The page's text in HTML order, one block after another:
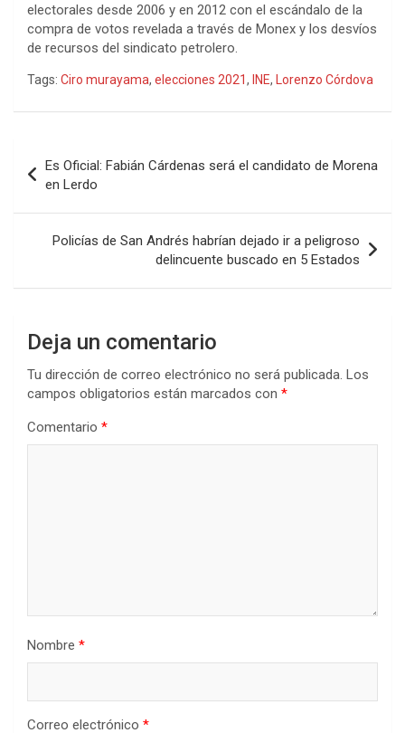
electorales desde 2006 y en 2012 con el escándalo de la
compra de votos revelada a través de Monex y los desvíos
de recursos del sindicato petrolero.
Tags: Ciro murayama, elecciones 2021, INE, Lorenzo Córdova
de
entradas
Es Oficial: Fabián Cárdenas será el candidato de Morena
en Lerdo
Policías de San Andrés habrían dejado ir a peligroso
delincuente buscado en 5 Estados
Deja un comentario
Tu dirección de correo electrónico no será publicada. Los
campos obligatorios están marcados con *
Comentario *
Nombre *
Correo electrónico *